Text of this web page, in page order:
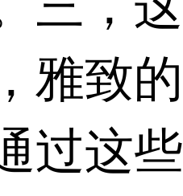
雅致
过这